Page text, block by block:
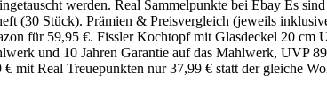
werden. Real Sammelpunkte bei Ebay Es
(30 Stück). Prämien & Preisvergleich (jeweils
für 59,95 €. Fissler Kochtopf mit Glasdeckel 20 cm
und 10 Jahren Garantie auf das Mahlwerk, UVP
Real Treuepunkten nur 37,99 € statt der gleiche